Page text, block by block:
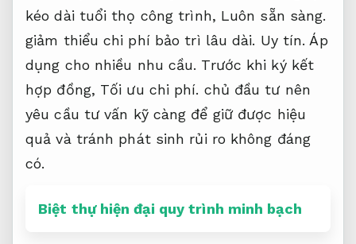
kéo dài tuổi thọ công trình, Luôn sẵn sàng.
giảm thiểu chi phí bảo trì lâu dài. Uy tín. Áp
dụng cho nhiều nhu cầu. Trước khi ký kết
hợp đồng, Tối ưu chi phí. chủ đầu tư nên
yêu cầu tư vấn kỹ càng để giữ được hiệu
quả và tránh phát sinh rủi ro không đáng
có.
Biệt thự hiện đại quy trình minh bạch